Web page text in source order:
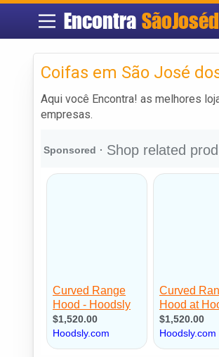
Encontra
Coifas em São José
Aqui você Encontra! as melhores
empresas.